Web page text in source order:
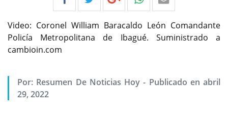
Video: Coronel William Baracaldo León Comandante
Policía Metropolitana de Ibagué. Suministrado a
cambioin.com
Por: Resumen De Noticias Hoy - Publicado en abril
29, 2022